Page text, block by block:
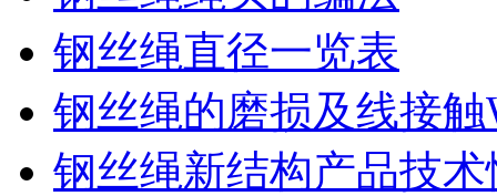
钢丝绳直径一览表
钢丝绳的磨损及线接
钢丝绳新结构产品技